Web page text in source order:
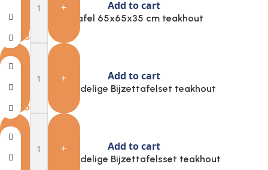
+ Add to cart
Ambiance Bijzettafel 65x65x35 cm teakhout
249.89
+ Add to cart
H&S Collection 2-delige Bijzettafelset teakhout
85.25
+ Add to cart
H&S Collection 2-delige Bijzettafelsset teakhout